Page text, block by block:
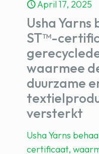
April 17, 2025
Usha
ST™-
waarmee
duurzame
versterkt
Usha Yarns
certificaat,